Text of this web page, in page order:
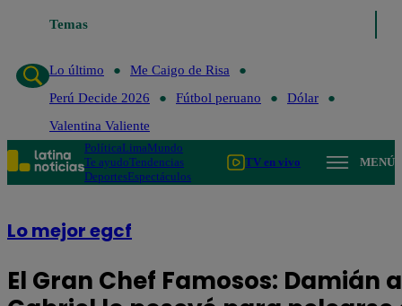
TemasLo último
Lo último
Me Caigo de Risa
Perú Decide 2026
Fútbol peruano
Dólar
Valentina Valiente
PolíticaLimaMundo
Te ayudoTendencias
DeportesEspectáculos
TV en vivo MENÚ
Lo mejor egcf
El Gran Chef Famosos: Damián